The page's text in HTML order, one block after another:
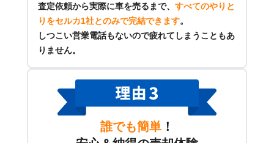
査定依頼から実際に車を売るまで、 すべてのやりと
りをセルカ1社とのみで完結できます。
しつこい営業電話もないので疲れてしまうこともあ
りません。
誰でも簡単 ！